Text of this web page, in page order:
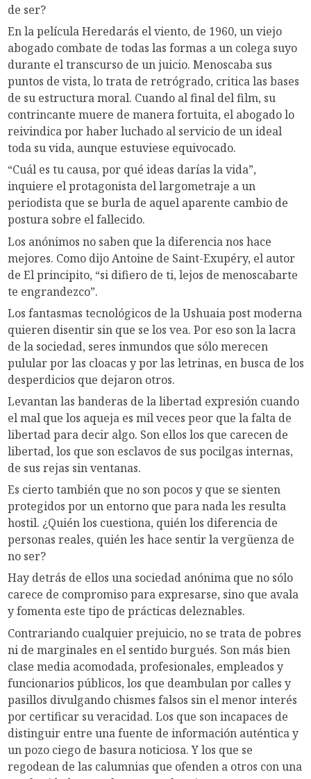
de ser?
En la película Heredarás el viento, de 1960, un viejo
abogado combate de todas las formas a un colega suyo
durante el transcurso de un juicio. Menoscaba sus
puntos de vista, lo trata de retrógrado, critica las bases
de su estructura moral. Cuando al final del film, su
contrincante muere de manera fortuita, el abogado lo
reivindica por haber luchado al servicio de un ideal
toda su vida, aunque estuviese equivocado.
“Cuál es tu causa, por qué ideas darías la vida”,
inquiere el protagonista del largometraje a un
periodista que se burla de aquel aparente cambio de
postura sobre el fallecido.
Los anónimos no saben que la diferencia nos hace
mejores. Como dijo Antoine de Saint-Exupéry, el autor
de El principito, “si difiero de ti, lejos de menoscabarte
te engrandezco”.
Los fantasmas tecnológicos de la Ushuaia post moderna
quieren disentir sin que se los vea. Por eso son la lacra
de la sociedad, seres inmundos que sólo merecen
pulular por las cloacas y por las letrinas, en busca de los
desperdicios que dejaron otros.
Levantan las banderas de la libertad expresión cuando
el mal que los aqueja es mil veces peor que la falta de
libertad para decir algo. Son ellos los que carecen de
libertad, los que son esclavos de sus pocilgas internas,
de sus rejas sin ventanas.
Es cierto también que no son pocos y que se sienten
protegidos por un entorno que para nada les resulta
hostil. ¿Quién los cuestiona, quién los diferencia de
personas reales, quién les hace sentir la vergüenza de
no ser?
Hay detrás de ellos una sociedad anónima que no sólo
carece de compromiso para expresarse, sino que avala
y fomenta este tipo de prácticas deleznables.
Contrariando cualquier prejuicio, no se trata de pobres
ni de marginales en el sentido burgués. Son más bien
clase media acomodada, profesionales, empleados y
funcionarios públicos, los que deambulan por calles y
pasillos divulgando chismes falsos sin el menor interés
por certificar su veracidad. Los que son incapaces de
distinguir entre una fuente de información auténtica y
un pozo ciego de basura noticiosa. Y los que se
regodean de las calumnias que ofenden a otros con una